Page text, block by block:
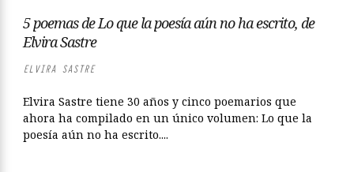
5 poemas de Lo que la poesía aún no ha escrito, de
Elvira Sastre
ELVIRA SASTRE
Elvira Sastre tiene 30 años y cinco poemarios que
ahora ha compilado en un único volumen: Lo que la
poesía aún no ha escrito....